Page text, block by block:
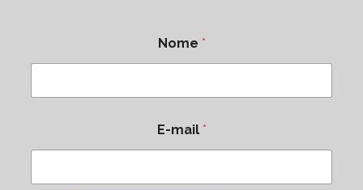
Nome *
E-mail *